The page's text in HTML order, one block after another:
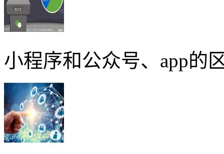
小程序和公众号、app的